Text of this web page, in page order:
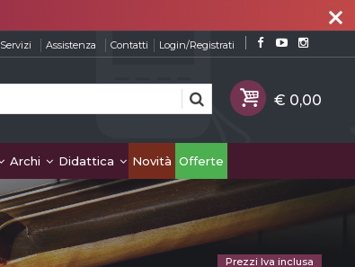
close
Servizi Assistenza Contatti Login/Registrati
Archi Didattica Novità Offerte
Prezzi Iva inclusa